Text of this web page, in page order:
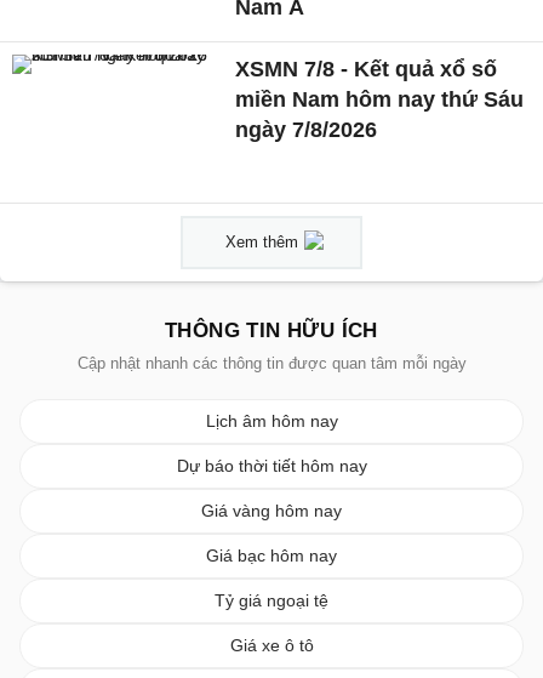
Nam Á
XSMN 7/8 - Kết quả xổ số
miền Nam hôm nay thứ Sáu
ngày 7/8/2026
Xem thêm
THÔNG TIN HỮU ÍCH
Cập nhật nhanh các thông tin được quan tâm mỗi ngày
Lịch âm hôm nay
Dự báo thời tiết hôm nay
Giá vàng hôm nay
Giá bạc hôm nay
Tỷ giá ngoại tệ
Giá xe ô tô